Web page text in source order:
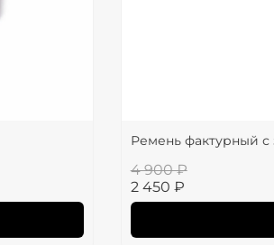
Ремень фактурный
4 900 ₽
2 450 ₽